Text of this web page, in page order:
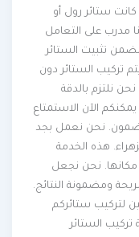
ستائر رول أو
على التعامل
تثبيت الستائر
الستائر دون
بالدقة
الآن الاستمتاع
نحن نعمل بجد
هذه الخدمة
نحن نجعل
ومضمونة النتائج.
ستائركم
خدمة تركيب الستائر